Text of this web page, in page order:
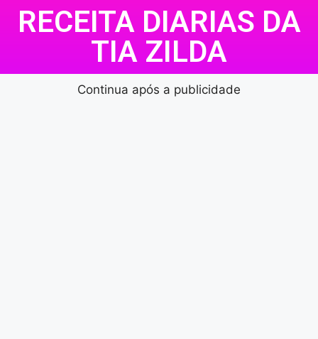
RECEITA DIARIAS DA
TIA ZILDA
Continua após a publicidade